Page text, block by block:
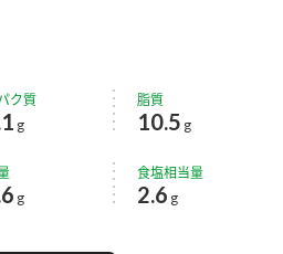
ク質
g
脂質
10.5 g
g
食塩相当量
2.6 g